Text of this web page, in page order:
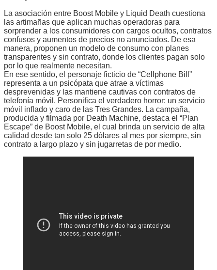
La asociación entre Boost Mobile y Liquid Death cuestiona
las artimañas que aplican muchas operadoras para
sorprender a los consumidores con cargos ocultos, contratos
confusos y aumentos de precios no anunciados. De esa
manera, proponen un modelo de consumo con planes
transparentes y sin contrato, donde los clientes pagan solo
por lo que realmente necesitan.
En ese sentido, el personaje ficticio de “Cellphone Bill”
representa a un psicópata que atrae a víctimas
desprevenidas y las mantiene cautivas con contratos de
telefonía móvil. Personifica el verdadero horror: un servicio
móvil inflado y caro de las Tres Grandes. La campaña,
producida y filmada por Death Machine, destaca el “Plan
Escape” de Boost Mobile, el cual brinda un servicio de alta
calidad desde tan solo 25 dólares al mes por siempre, sin
contrato a largo plazo y sin jugarretas de por medio.